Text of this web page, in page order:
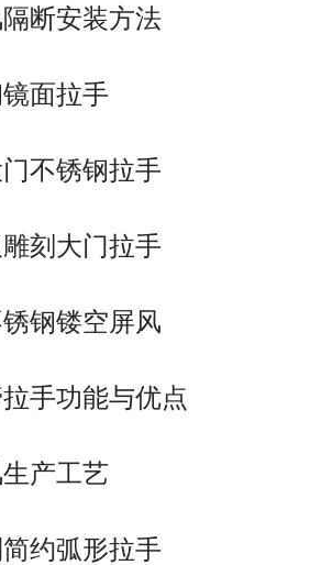
断安装方法
面拉手
不锈钢拉手
刻大门拉手
钢镂空屏风
手功能与优点
产工艺
约弧形拉手